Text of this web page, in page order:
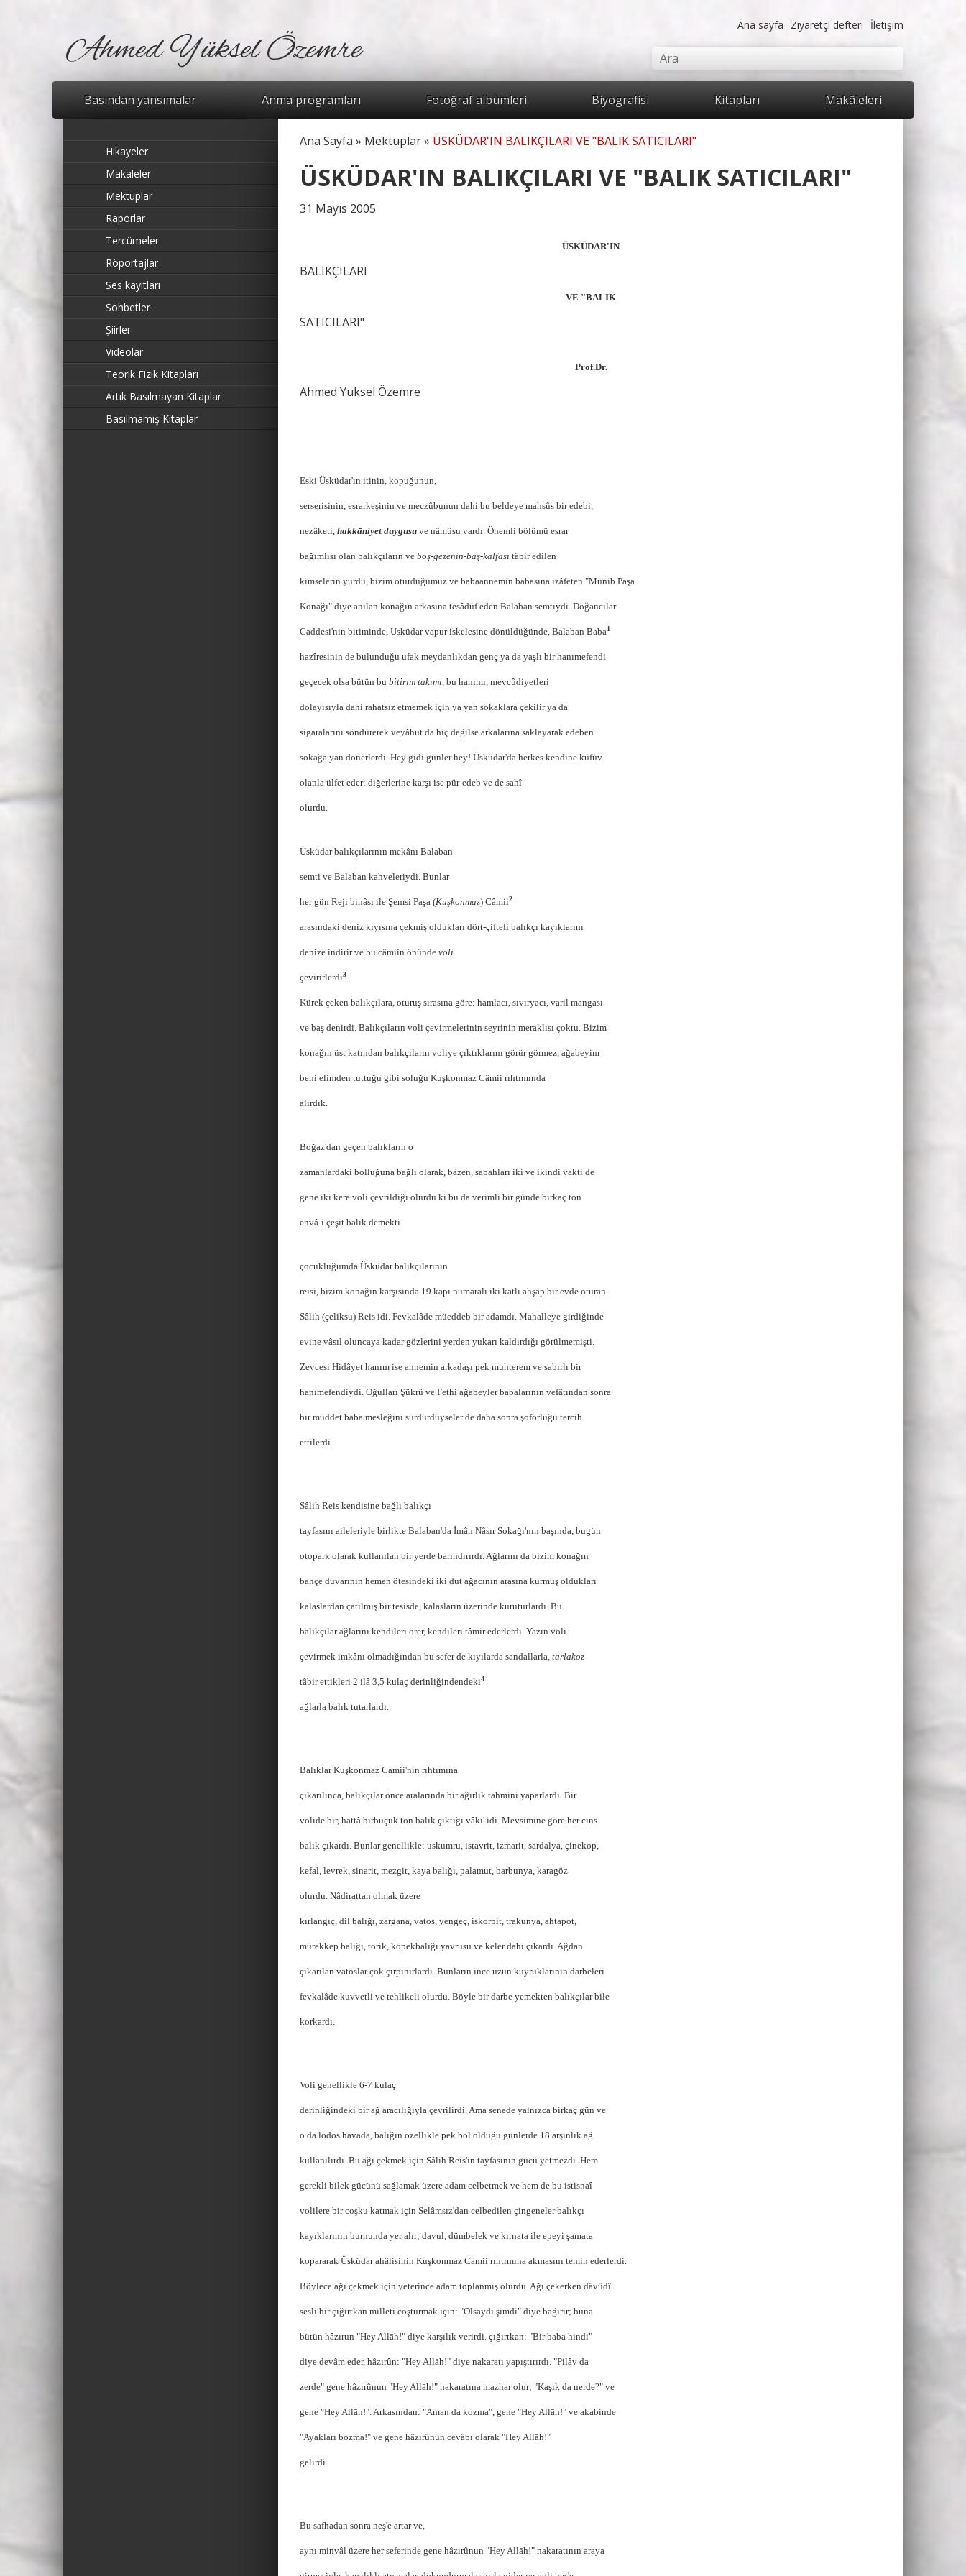
Ahmed Yüksel Özemre
Ana sayfa Ziyaretçi defteri İletişim
Ara
Basından yansımalar Anma programları Fotoğraf albümleri Biyografisi Kitapları Makâleleri
Hikayeler
Makaleler
Mektuplar
Raporlar
Tercümeler
Röportajlar
Ses kayıtları
Sohbetler
Şiirler
Videolar
Teorik Fizik Kitapları
Artık Basılmayan Kitaplar
Basılmamış Kitaplar
Buradasınız
Ana Sayfa » Mektuplar» ÜSKÜDAR'IN BALIKÇILARI VE "BALIK SATICILARI"
ÜSKÜDAR'IN BALIKÇILARI VE "BALIK SATICILARI"
31 Mayıs 2005
ÜSKÜDAR'IN
BALIKÇILARI
VE "BALIK
SATICILARI"
Prof.Dr.
Ahmed Yüksel Özemre
Eski Üsküdar'ın itinin, kopuğunun,
serserisinin, esrarkeşinin ve meczûbunun dahi bu belde­ye mahsûs bir edebi,
nezâketi, hakkāniyet duygusu ve nâmûsu vardı. Önemli bölümü esrar
bağımlısı olan balıkçıların ve boş-gezenin-baş-kalfası tâbir edilen
kimselerin yurdu, bizim oturduğumuz ve babaannemin babasına izâfeten "Münib Paşa
Konağı" diye anılan konağın arkasına tesâdüf eden Balaban semtiydi. Doğancılar
Caddesi'nin bitiminde, Üsküdar vapur iskelesine dönüldüğünde, Balaban Baba1
hazîresinin de bulunduğu ufak meydanlıkdan genç ya da yaşlı bir hanımefendi
geçecek olsa bütün bu bitirim takımı, bu hanımı, mevcûdiyetleri
dolayısıyla dahi rahatsız etmemek için ya yan sokaklara çekilir ya da
sigaralarını söndürerek veyâhut da hiç değilse arkalarına sakla­yarak edeben
sokağa yan dönerlerdi. Hey gidi günler hey! Üsküdar'da herkes kendine küfüv
olanla ülfet eder; diğerlerine karşı ise pür-edeb ve de sahî
olurdu.
Üsküdar balıkçılarının mekânı Balaban
semti ve Balaban kahveleriydi. Bunlar
her gün Reji binâsı ile Şemsi Paşa (Kuşkonmaz) Câmii2
arasındaki deniz kıyısına çekmiş oldukları dört-çifteli balıkçı kayıklarını
denize indirir ve bu câmiin önünde voli
çevirirlerdi3.
Kürek çeken balıkçılara, oturuş sırasına göre: hamlacı, sıvıryacı, varil mangası
ve baş denirdi. Balıkçıların voli çevirmelerinin seyrinin meraklısı çoktu. Bizim
konağın üst katından balıkçıların voliye çıktıklarını görür görmez, ağabeyim
beni elimden tuttuğu gibi soluğu Kuşkonmaz Câmii rıhtımında
alırdık.
Boğaz'dan geçen balıkların o
zamanlardaki bolluğuna bağlı olarak, bâzen, sabahları iki ve ikindi vakti de
gene iki kere voli çevrildiği olurdu ki bu da verimli bir günde birkaç ton
envâ-i çeşit balık demekti.
çocukluğumda Üsküdar balıkçılarının
reisi, bizim konağın karşısında 19 kapı numaralı iki katlı ahşap bir evde oturan
Sâlih (çeliksu) Reis idi. Fevkalâde müeddeb bir adamdı. Mahalleye girdiğinde
evine vâsıl oluncaya kadar gözlerini yerden yukarı kaldırdığı görülmemişti.
Zevcesi Hidâyet hanım ise annemin arkadaşı pek muhterem ve sabırlı bir
hanımefendiydi. Oğulları Şükrü ve Fethi ağabeyler babalarının vefâtından sonra
bir müddet baba mesleğini sürdürdüyseler de daha sonra şoförlüğü tercih
ettilerdi.
Sâlih Reis kendisine bağlı balıkçı
tayfasını aileleriyle birlikte Balaban'da İmân Nâsır Sokağı'nın başında, bugün
otopark olarak kullanılan bir yerde barındırırdı. Ağlarını da bizim konağın
bahçe duvarının hemen ötesindeki iki dut ağacının arasına kurmuş oldukları
kalaslardan çatılmış bir tesisde, kalasların üzerinde kuruturlardı. Bu
balıkçılar ağlarını kendileri örer, kendileri tâmir ederlerdi. Yazın voli
çevirmek imkânı olmadığından bu sefer de kıyılarda sandallarla, tarlakoz
tâbir ettikleri 2 ilâ 3,5 kulaç derinliğindendeki4
ağlarla balık tutarlardı.
Balıklar Kuşkonmaz Camii'nin rıhtımına
çıkarılınca, balıkçılar önce aralarında bir ağırlık tahmini yaparlardı. Bir
volide bir, hattâ birbuçuk ton balık çıktığı vâkı' idi. Mevsimine göre her cins
balık çıkardı. Bunlar genellikle: uskumru, istavrit, izmarit, sardalya, çinekop,
kefal, levrek, sinarit, mezgit, kaya balığı, palamut, barbunya, karagöz
olurdu. Nâdirattan olmak üzere
kırlangıç, dil balığı, zargana, vatos, yengeç, iskorpit, trakunya, ahtapot,
mürekkep balığı, torik, köpekbalığı yavrusu ve keler dahi çıkardı. Ağdan
çıkarılan vatoslar çok çırpınırlardı. Bunların ince uzun kuyruklarının darbeleri
fevkalâde kuvvetli ve tehlikeli olurdu. Böyle bir darbe yemekten balıkçılar bile
korkardı.
Voli genellikle 6-7 kulaç
derinliğindeki bir ağ aracılığıyla çevrilirdi. Ama senede yalnızca birkaç gün ve
o da lodos havada, balığın özellikle pek bol olduğu günlerde 18 arşınlık ağ
kullanılırdı. Bu ağı çekmek için Sâlih Reis'in tayfasının gücü yetmezdi. Hem
gerekli bilek gücünü sağlamak üzere adam celbetmek ve hem de bu istisnaî
volilere bir coşku katmak için Selâmsız'dan celbedilen çingeneler balıkçı
kayıklarının burnunda yer alır; davul, dümbelek ve kırnata ile epeyi şamata
kopararak Üsküdar ahâlisinin Kuşkonmaz Câmii rıhtımına akmasını temin ederlerdi.
Böylece ağı çekmek için yeterince adam toplanmış olurdu. Ağı çekerken dâvûdî
sesli bir çığırtkan milleti coşturmak için: "Olsaydı şimdi" diye bağırır; buna
bütün hâzırun "Hey Allāh!" diye karşılık verirdi. çığırtkan: "Bir baba hindi"
diye devâm eder, hâzırûn: "Hey Allāh!" diye nakaratı yapıştırırdı. "Pilâv da
zerde" gene hâzırûnun "Hey Allāh!" nakaratına mazhar olur; "Kaşık da nerde?" ve
gene "Hey Allāh!". Arkasından: "Aman da kozma", gene "Hey Allāh!" ve akabinde
"Ayakları bozma!" ve gene hâzırûnun cevâbı olarak "Hey Allāh!"
gelirdi.
Bu safhadan sonra neş'e artar ve,
aynı minvâl üzere her seferinde gene hâzırûnun "Hey Allāh!" nakaratının araya